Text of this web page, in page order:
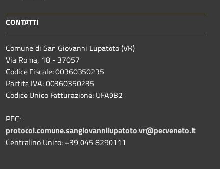
CONTATTI
Comune di San Giovanni Lupatoto (VR)
Via Roma, 18 - 37057
Codice Fiscale: 00360350235
Partita IVA: 00360350235
Codice Unico Fatturazione: UFA9B2
PEC:
protocol.comune.sangiovannilupatoto.vr@pecveneto.it
Centralino Unico: +39 045 8290111